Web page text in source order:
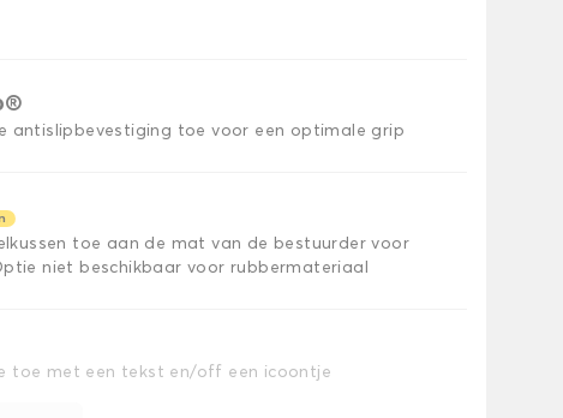
antislipbevestiging toe voor een optimale grip
toe aan de mat van de bestuurder voor
niet beschikbaar voor rubbermateriaal
toe met een tekst en/off een icoontje